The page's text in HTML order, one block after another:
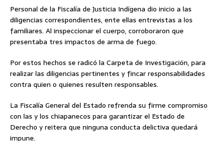
Personal de la Fiscalía de Justicia Indígena dio inicio a las
diligencias correspondientes, ente ellas entrevistas a los
familiares. Al inspeccionar el cuerpo, corroboraron que
presentaba tres impactos de arma de fuego.
Por estos hechos se radicó la Carpeta de Investigación, para
realizar las diligencias pertinentes y fincar responsabilidades
contra quien o quienes resulten responsables.
La Fiscalía General del Estado refrenda su firme compromiso
con las y los chiapanecos para garantizar el Estado de
Derecho y reitera que ninguna conducta delictiva quedará
impune.